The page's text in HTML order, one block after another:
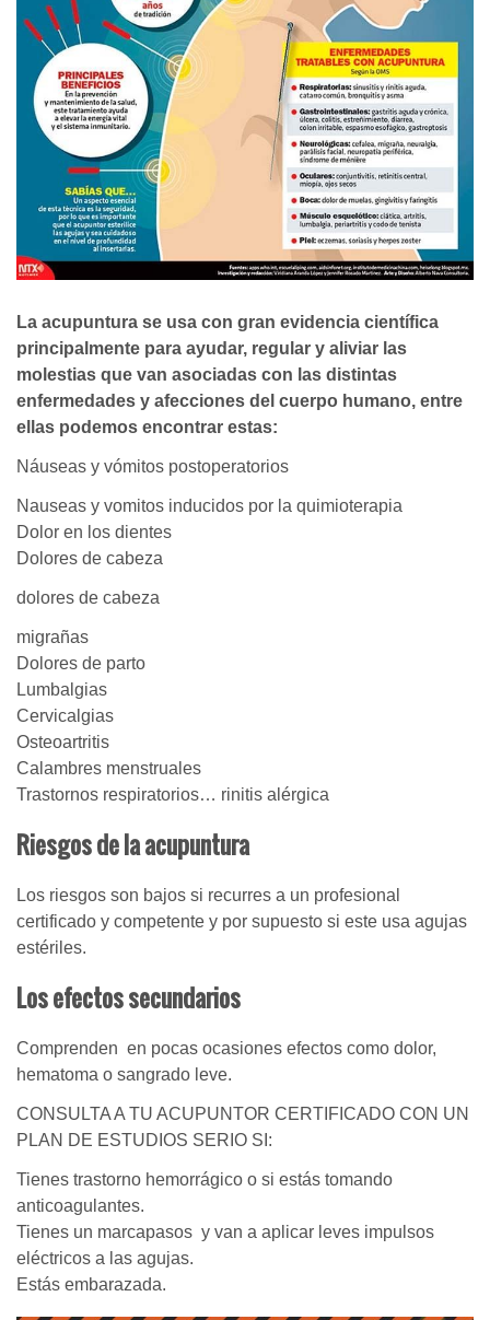
La acupuntura se usa con gran evidencia científica
principalmente para ayudar, regular y aliviar las
molestias que van asociadas con las distintas
enfermedades y afecciones del cuerpo humano, entre
ellas podemos encontrar estas:
Náuseas y vómitos postoperatorios
Nauseas y vomitos inducidos por la quimioterapia
Dolor en los dientes
Dolores de cabeza
dolores de cabeza
migrañas
Dolores de parto
Lumbalgias
Cervicalgias
Osteoartritis
Calambres menstruales
Trastornos respiratorios… rinitis alérgica
Riesgos de la acupuntura
Los riesgos son bajos si recurres a un profesional
certificado y competente y por supuesto si este usa agujas
estériles.
Los efectos secundarios
Comprenden en pocas ocasiones efectos como dolor,
hematoma o sangrado leve.
CONSULTA A TU ACUPUNTOR CERTIFICADO CON UN
PLAN DE ESTUDIOS SERIO SI:
Tienes trastorno hemorrágico o si estás tomando
anticoagulantes.
Tienes un marcapasos y van a aplicar leves impulsos
eléctricos a las agujas.
Estás embarazada.